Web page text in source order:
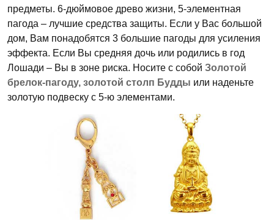
предметы. 6-дюймовое древо жизни, 5-элементная
пагода – лучшие средства защиты. Если у Вас большой
дом, Вам понадобятся 3 большие пагоды для усиления
эффекта. Если Вы средняя дочь или родились в год
Лошади – Вы в зоне риска. Носите с собой Золотой
брелок-пагоду, золотой столп Будды или наденьте
золотую подвеску с 5-ю элементами.